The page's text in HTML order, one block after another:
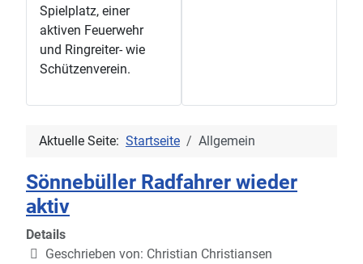
Spielplatz, einer
aktiven Feuerwehr
und Ringreiter- wie
Schützenverein.
Aktuelle Seite: Startseite Allgemein
Sönnebüller Radfahrer wieder
aktiv
Details
Geschrieben von: Christian Christiansen